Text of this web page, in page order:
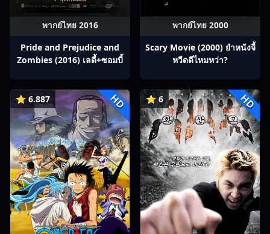
พากย์ไทย 2016
Pride and Prejudice and
Zombies (2016) เลดี้+ซอมบี้
พากย์ไทย 2000
Scary Movie (2000) ยำหนังจี้​
หวีดดีไหมหว่า?
⭐ 6.887 HD ⭐ 6 HD